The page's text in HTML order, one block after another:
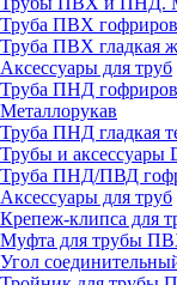
Труба ПВХ
Труба ПВХ гладкая
Аксессуары для труб
Труба ПНД
Металлорукав
Труба ПНД гладкая
Трубы и аксессуары
Труба ПНД/ПВД
Аксессуары для труб
Крепеж-клипса для
Муфта для трубы
Угол